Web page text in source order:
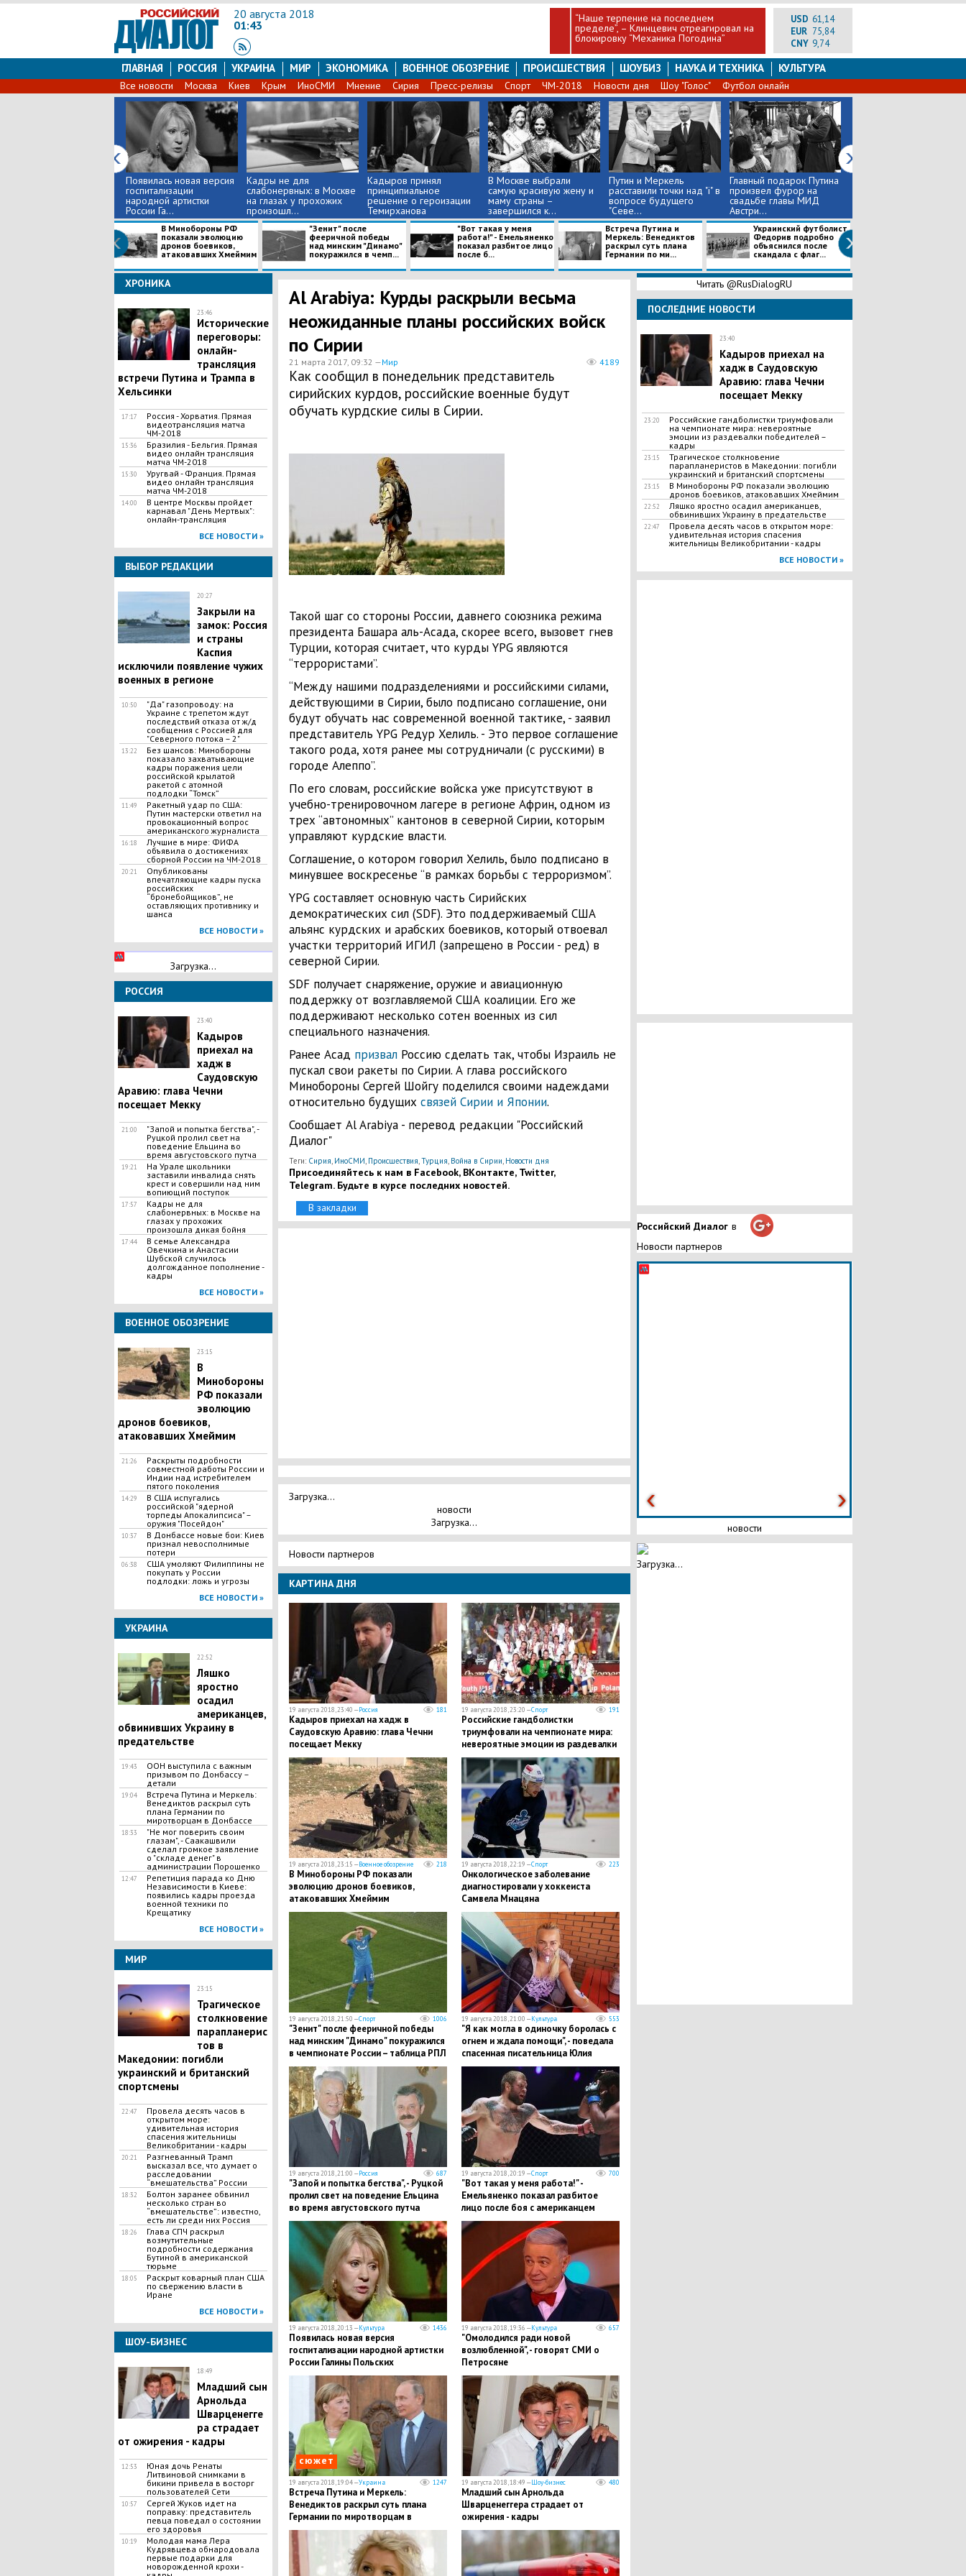
20 августа 2018
01:43
“Наше терпение на последнем
пределе”, – Клинцевич отреагировал на
блокировку “Механика Погодина”
USD 61,14
EUR 75,84
CNY 9,74
ГЛАВНАЯ РОССИЯ УКРАИНА МИР ЭКОНОМИКА ВОЕННОЕ ОБОЗРЕНИЕ ПРОИСШЕСТВИЯ ШОУБИЗ НАУКА И ТЕХНИКА КУЛЬТУРА
Все новости Москва Киев Крым ИноСМИ Мнение Сирия Пресс-релизы Спорт ЧМ-2018 Новости дня Шоу "Голос" Футбол онлайн
Появилась новая версия
госпитализации
народной артистки
России Га...
Кадры не для
слабонервных: в Москве
на глазах у прохожих
произошл...
Кадыров принял
принципиальное
решение о героизации
Темирханова
В Москве выбрали
самую красивую жену и
маму страны –
завершился к...
Путин и Меркель
расставили точки над "i" в
вопросе будущего
"Севе...
Главный подарок Путина
произвел фурор на
свадьбе главы МИД
Австри...
В Минобороны РФ
показали эволюцию
дронов боевиков,
атаковавших Хмеймим
"Зенит" после
фееричной победы
над минским "Динамо"
покуражился в чемп...
"Вот такая у меня
работа!" - Емельяненко
показал разбитое лицо
после б...
Встреча Путина и
Меркель: Венедиктов
раскрыл суть плана
Германии по ми...
Украинский футболист
Федорив подробно
объяснился после
скандала с флаг...
ХРОНИКА
23:46
Исторические
переговоры:
онлайн-
трансляция
встречи Путина и Трампа в
Хельсинки
17:17
Россия - Хорватия. Прямая
видеотрансляция матча
ЧМ-2018
15:36
Бразилия - Бельгия. Прямая
видео онлайн трансляция
матча ЧМ-2018
15:30
Уругвай - Франция. Прямая
видео онлайн трансляция
матча ЧМ-2018
14:00
В центре Москвы пройдет
карнавал "День Мертвых":
онлайн-трансляция
ВСЕ НОВОСТИ »
ВЫБОР РЕДАКЦИИ
20:27
Закрыли на
замок: Россия
и страны
Каспия
исключили появление чужих
военных в регионе
10:50
"Да" газопроводу: на
Украине с трепетом ждут
последствий отказа от ж/д
сообщения с Россией для
"Северного потока – 2"
13:22
Без шансов: Минобороны
показало захватывающие
кадры поражения цели
российской крылатой
ракетой с атомной
подлодки “Томск”
11:49
Ракетный удар по США:
Путин мастерски ответил на
провокационный вопрос
американского журналиста
16:18
Лучшие в мире: ФИФА
объявила о достижениях
сборной России на ЧМ-2018
20:21
Опубликованы
впечатляющие кадры пуска
российских
“бронебойщиков”, не
оставляющих противнику и
шанса
ВСЕ НОВОСТИ »
Загрузка...
РОССИЯ
23:40
​Кадыров
приехал на
хадж в
Саудовскую
Аравию: глава Чечни
посещает Мекку
21:00
"Запой и попытка бегства", -
Руцкой пролил свет на
поведение Ельцина во
время августовского путча
19:21
На Урале школьники
заставили инвалида снять
крест и совершили над ним
вопиющий поступок
17:57
Кадры не для
слабонервных: в Москве на
глазах у прохожих
произошла дикая бойня
17:44
В семье Александра
Овечкина и Анастасии
Шубской случилось
долгожданное пополнение -
кадры
ВСЕ НОВОСТИ »
ВОЕННОЕ ОБОЗРЕНИЕ
23:15
В
Минобороны
РФ показали
эволюцию
дронов боевиков,
атаковавших Хмеймим
21:26
Раскрыты подробности
совместной работы России и
Индии над истребителем
пятого поколения
14:29
В США испугались
российской "ядерной
торпеды Апокалипсиса" –
оружия "Посейдон"
10:37
В Донбассе новые бои: Киев
признал невосполнимые
потери
06:38
США умоляют Филиппины не
покупать у России
подлодки: ложь и угрозы
ВСЕ НОВОСТИ »
УКРАИНА
22:52
Ляшко
яростно
осадил
американцев,
обвинивших Украину в
предательстве
19:43
ООН выступила с важным
призывом по Донбассу –
детали
19:04
Встреча Путина и Меркель:
Венедиктов раскрыл суть
плана Германии по
миротворцам в Донбассе
18:33
"Не мог поверить своим
глазам", - Саакашвили
сделал громкое заявление
о "складе денег" в
администрации Порошенко
12:47
Репетиция парада ко Дню
Независимости в Киеве:
появились кадры проезда
военной техники по
Крещатику
ВСЕ НОВОСТИ »
МИР
23:15
Трагическое
столкновение
парапланерис
тов в
Македонии: погибли
украинский и британский
спортсмены
22:47
Провела десять часов в
открытом море:
удивительная история
спасения жительницы
Великобритании - кадры
20:21
Разгневанный Трамп
высказал все, что думает о
расследовании
“вмешательства” России
18:32
Болтон заранее обвинил
несколько стран во
“вмешательстве”: известно,
есть ли среди них Россия
18:26
Глава СПЧ раскрыл
возмутительные
подробности содержания
Бутиной в американской
тюрьме
18:05
Раскрыт коварный план США
по свержению власти в
Иране
ВСЕ НОВОСТИ »
ШОУ-БИЗНЕС
18:49
​Младший сын
Арнольда
Шварценегге
ра страдает
от ожирения - кадры
12:53
Юная дочь Ренаты
Литвиновой снимками в
бикини привела в восторг
пользователей Сети
10:57
​Сергей Жуков идет на
поправку: представитель
певца поведал о состоянии
его здоровья
10:19
​Молодая мама Лера
Кудрявцева обнародовала
первые подарки для
новорожденной крохи -
Al Arabiya: Курды раскрыли весьма
неожиданные планы российских войск
по Сирии
21 марта 2017, 09:32 —Мир 4189
Как сообщил в понедельник представитель
сирийских курдов, российские военные будут
обучать курдские силы в Сирии.
Такой шаг со стороны России, давнего союзника режима
президента Башара аль-Асада, скорее всего, вызовет гнев
Турции, которая считает, что курды YPG являются
“террористами”.
“Между нашими подразделениями и российскими силами,
действующими в Сирии, было подписано соглашение, они
будут обучать нас современной военной тактике, - заявил
представитель YPG Редур Хелиль. - Это первое соглашение
такого рода, хотя ранее мы сотрудничали (с русскими) в
городе Алеппо”.
По его словам, российские войска уже присутствуют в
учебно-тренировочном лагере в регионе Африн, одном из
трех “автономных” кантонов в северной Сирии, которым
управляют курдские власти.
Соглашение, о котором говорил Хелиль, было подписано в
минувшее воскресенье “в рамках борьбы с терроризмом”.
YPG составляет основную часть Сирийских
демократических сил (SDF). Это поддерживаемый США
альянс курдских и арабских боевиков, который отвоевал
участки территорий ИГИЛ (запрещено в России - ред) в
северной Сирии.
SDF получает снаряжение, оружие и авиационную
поддержку от возглавляемой США коалиции. Его же
поддерживают несколько сотен военных из сил
специального назначения.
Ранее Асад призвалРоссию сделать так, чтобы Израиль не
пускал свои ракеты по Сирии. А глава российского
Минобороны Сергей Шойгу поделился своими надеждами
относительно будущих связей Сирии и Японии.
Сообщает Al Arabiya - перевод редакции "Российский
Диалог"
Теги: Сирия, ИноСМИ, Происшествия,Турция, Война в Сирии, Новости дня
Присоединяйтесь к нам в Facebook, ВКонтакте, Twitter,
Telegram. Будьте в курсе последних новостей.
В закладки
Загрузка...
новости
Загрузка...
Новости партнеров
КАРТИНА ДНЯ
19 августа 2018, 23:40 —Россия 181
​Кадыров приехал на хадж в
Саудовскую Аравию: глава Чечни
посещает Мекку
19 августа 2018, 23:20 —Спорт 191
Российские гандболистки
триумфовали на чемпионате мира:
невероятные эмоции из раздевалки
победителей – кадры
19 августа 2018, 23:15 —Военное обозрение 218
В Минобороны РФ показали
эволюцию дронов боевиков,
атаковавших Хмеймим
19 августа 2018, 22:19 —Спорт 223
Онкологическое заболевание
диагностировали у хоккеиста
Самвела Мнацяна
19 августа 2018, 21:50 —Спорт 1006
"Зенит" после фееричной победы
над минским "Динамо" покуражился
в чемпионате России – таблица РПЛ
19 августа 2018, 21:00 —Культура 553
​"Я как могла в одиночку боролась с
огнем и ждала помощи", - поведала
спасенная писательница Юлия
Шилова
19 августа 2018, 21:00 —Россия 687
"Запой и попытка бегства", - Руцкой
пролил свет на поведение Ельцина
во время августовского путча
19 августа 2018, 20:19 —Спорт 700
"Вот такая у меня работа!" -
Емельяненко показал разбитое
лицо после боя с американцем
Джонсоном: кадры
19 августа 2018, 20:13 —Культура 1436
Появилась новая версия
госпитализации народной артистки
России Галины Польских
19 августа 2018, 19:36 —Культура 657
​"Омолодился ради новой
возлюбленной", - говорят СМИ о
Петросяне
сюжет
19 августа 2018, 19:04 —Украина 1247
Встреча Путина и Меркель:
Венедиктов раскрыл суть плана
Германии по миротворцам в
Донбассе
19 августа 2018, 18:49 —Шоу-бизнес 480
​Младший сын Арнольда
Шварценеггера страдает от
ожирения - кадры
Читать @RusDialogRU
ПОСЛЕДНИЕ НОВОСТИ
23:40
​Кадыров приехал на
хадж в Саудовскую
Аравию: глава Чечни
посещает Мекку
23:20
Российские гандболистки триумфовали
на чемпионате мира: невероятные
эмоции из раздевалки победителей –
кадры
23:15
Трагическое столкновение
парапланеристов в Македонии: погибли
украинский и британский спортсмены
23:15
В Минобороны РФ показали эволюцию
дронов боевиков, атаковавших Хмеймим
22:52
Ляшко яростно осадил американцев,
обвинивших Украину в предательстве
22:47
Провела десять часов в открытом море:
удивительная история спасения
жительницы Великобритании - кадры
ВСЕ НОВОСТИ »
Российский Диалог в
Новости партнеров
новости
Загрузка...